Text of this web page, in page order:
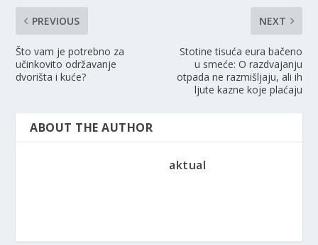
PREVIOUS
Što vam je potrebno za
učinkovito održavanje
dvorišta i kuće?
NEXT
Stotine tisuća eura bačeno
u smeće: O razdvajanju
otpada ne razmišljaju, ali ih
ljute kazne koje plaćaju
ABOUT THE AUTHOR
aktual